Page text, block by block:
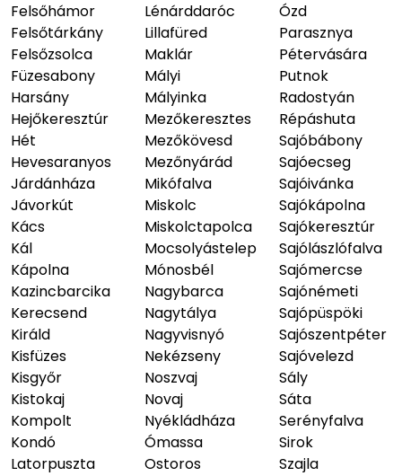
Felsőhámor
Felsőtárkány
Felsőzsolca
Füzesabony
Harsány
Hejőkeresztúr
Hét
Hevesaranyos
Járdánháza
Jávorkút
Kács
Kál
Kápolna
Kazincbarcika
Kerecsend
Királd
Kisfüzes
Kisgyőr
Kistokaj
Kompolt
Kondó
Latorpuszta
Lénárddaróc
Lillafüred
Maklár
Mályi
Mályinka
Mezőkeresztes
Mezőkövesd
Mezőnyárád
Mikófalva
Miskolc
Miskolctapolca
Mocsolyástelep
Mónosbél
Nagybarca
Nagytálya
Nagyvisnyó
Nekézseny
Noszvaj
Novaj
Nyékládháza
Ómassa
Ostoros
Ózd
Parasznya
Pétervására
Putnok
Radostyán
Répáshuta
Sajóbábony
Sajóecseg
Sajóivánka
Sajókápolna
Sajókeresztúr
Sajólászlófalva
Sajómercse
Sajónémeti
Sajópüspöki
Sajószentpéter
Sajóvelezd
Sály
Sáta
Serényfalva
Sirok
Szajla